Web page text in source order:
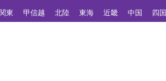
関東 甲信越 北陸 東海 近畿 中国 四国